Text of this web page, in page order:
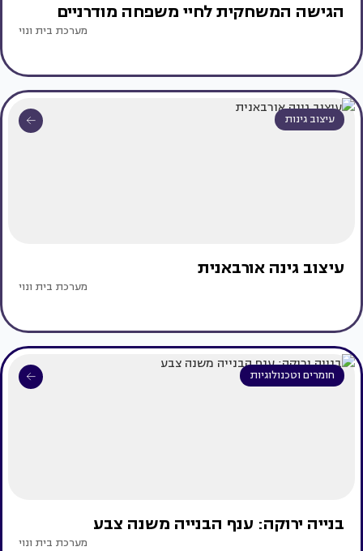
הגישה המשחקית לחיי משפחה מודרניים
מערכת בית ונוי
עיצוב גינות
עיצוב גינה אורבאנית
מערכת בית ונוי
חומרים וטכנולוגיות
בנייה ירוקה: ענף הבנייה משנה צבע
מערכת בית ונוי